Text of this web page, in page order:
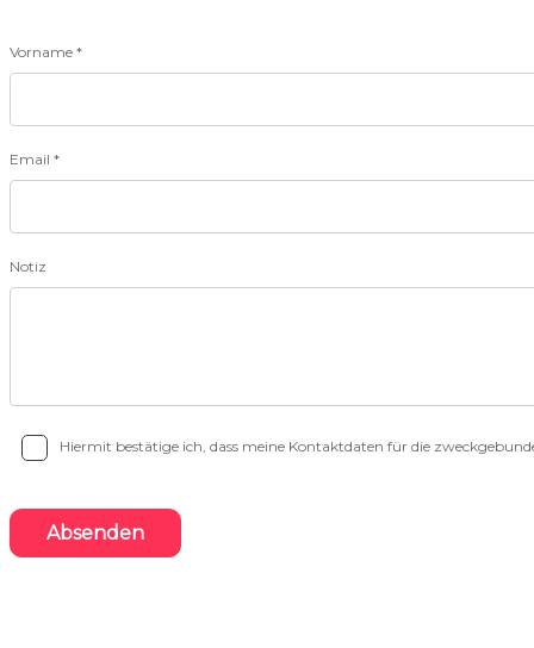
Vorname *
Email *
Notiz
Hiermit bestätige ich, dass meine Kontaktdaten für die